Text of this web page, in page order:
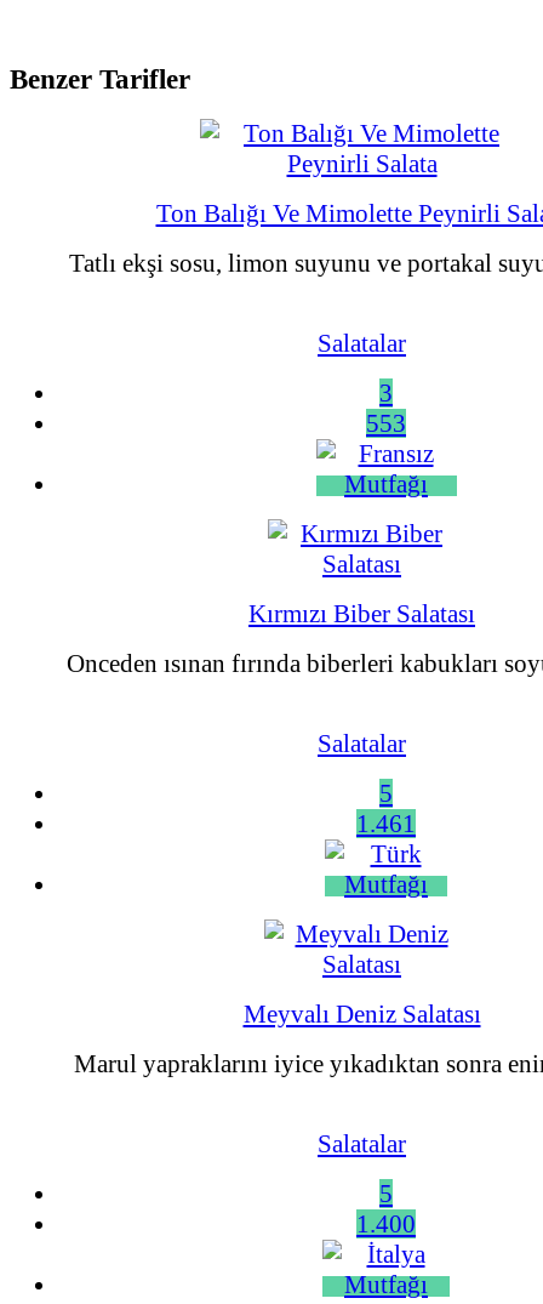
Benzer Tarifler
Ton Balığı Ve Mimolette Peynirli
Tatlı ekşi sosu, limon suyunu ve portakal
Salatalar
3
553
Kırmızı Biber Salatası
Onceden ısınan fırında biberleri kabukları
Salatalar
5
1.461
Meyvalı Deniz Salatası
Marul yapraklarını iyice yıkadıktan sonra
Salatalar
5
1.400